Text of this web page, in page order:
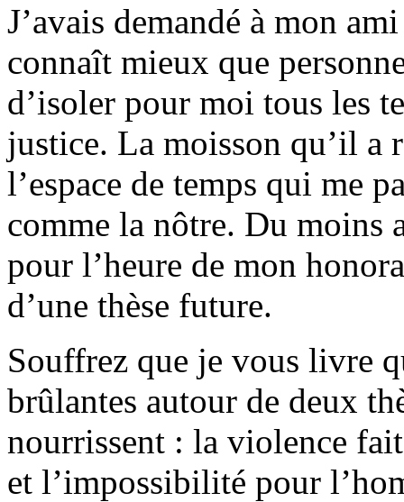
J’avais demandé à mon
connaît mieux que
d’isoler pour moi tous les
justice. La moisson qu’il a
l’espace de temps qui me
comme la nôtre. Du moins
pour l’heure de mon
d’une thèse future.
Souffrez que je vous livre
brûlantes autour de deux
nourrissent : la violence
et l’impossibilité pour